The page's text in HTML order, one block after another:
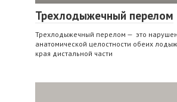
Трехлодыжечный перелом
Трехлодыжечный перелом — это
анатомической целостности обеих
края дистальной части